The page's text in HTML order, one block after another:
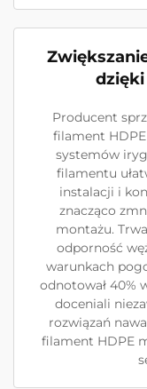
Producent
filament
systemów
filamentu
instalacji i
znacząco
montażu.
odporność
warunkach
odnotował 40%
doceniali
rozwiązań
filament HDPE